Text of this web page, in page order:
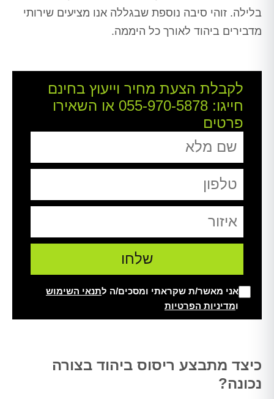
בלילה. זוהי סיבה נוספת שבגללה אנו מציעים שירותי
מדבירים ביהוד לאורך כל היממה.
לקבלת הצעת מחיר וייעוץ בחינם
חייגו: 055-970-5878 או השאירו
פרטים
אני מאשר/ת שקראתי ומסכים/ה לתנאי השימוש
ומדיניות הפרטיות
כיצד מתבצע ריסוס ביהוד בצורה
נכונה?